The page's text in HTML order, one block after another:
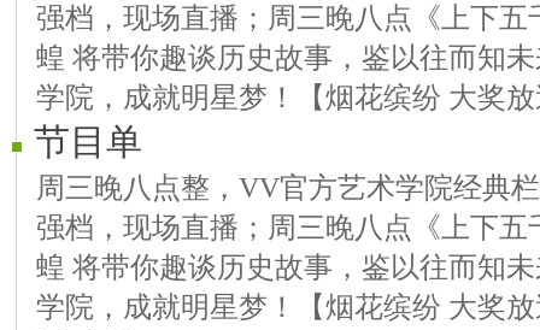
强档，现场直播；周三晚八点《上下五
蝗 将带你趣谈历史故事，鉴以往而知
学院，成就明星梦！【烟花缤纷 大奖
节目单
周三晚八点整，VV官方艺术学院经典
强档，现场直播；周三晚八点《上下五
蝗 将带你趣谈历史故事，鉴以往而知
学院，成就明星梦！【烟花缤纷 大奖